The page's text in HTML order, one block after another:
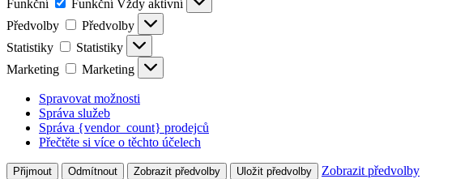
Funkční
Funkční Vždy aktivní
Předvolby
Předvolby
Statistiky
Statistiky
Marketing
Marketing
Spravovat možnosti
Správa služeb
Správa {vendor_count} prodejců
Přečtěte si více o těchto účelech
Přijmout Odmítnout Zobrazit předvolby Uložit předvolby Zobrazit předvolby